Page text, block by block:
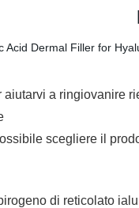
a ringiovanire
scegliere il
di reticolato